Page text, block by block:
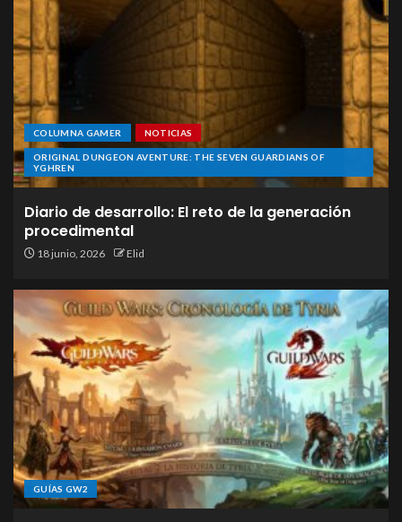
COLUMNA GAMER NOTICIAS
ORIGINAL DUNGEON AVENTURE: THE SEVEN GUARDIANS OF
YGHREN
Diario de desarrollo: El reto de la generación
procedimental
18 junio, 2026 Elid
GUÍAS GW2